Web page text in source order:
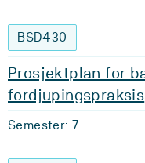
BSD430
Prosjektplan for
fordjupingspraksis
Semester: 7